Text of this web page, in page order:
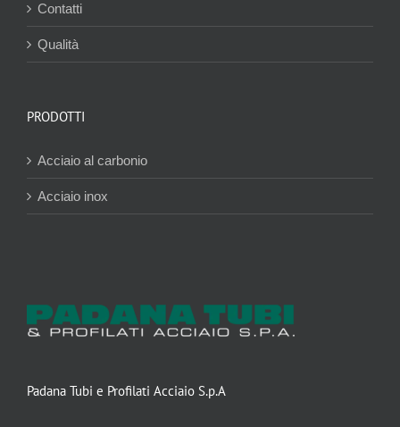
Contatti
Qualità
PRODOTTI
Acciaio al carbonio
Acciaio inox
Padana Tubi e Profilati Acciaio S.p.A